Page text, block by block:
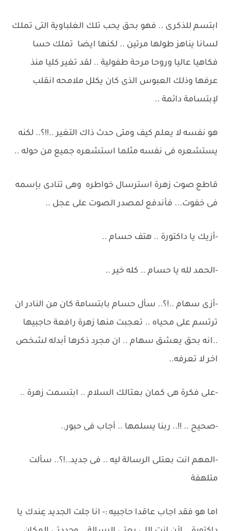
ابتسم للذكرى .. فهو بحق يحب تلك الغلباوية التى تملك
لسانا يناهز طولها مرتين .. لكنها ايضا تملك حسا
فكاهيا عاليا وروحا مرحة طفولية .. لقد تغير كليا منذ
عرفها وذلك العبوس الذى كان يكلل ملامحه انقلب
لإبتسامة دائمة ..
هو نفسه لا يعلم كيف ومتى حدث ذاك التغير ..!!؟.. لكنه
يستشعره فى نفسه مثلما استشعره جميع من حوله ..
قاطع صوت زهرة استرسال خواطره وهى تنادى بإسمه
فى خفوت... فأندفع لمصدر الصوت على عجل ..
-أزيك يا داكتورة .. هتف حسام ..
-الحمد لله يا حسام .. كله خير ..
-أزى سهام ..!؟.. سأل حسام بابتسامة كان من النادر ان
ترتسم على محياه .. تعجبت منها زهرة رافعة حاجبيها
..انه بحق يعشق سهام .. ان مجرد ذكرها أبدله لشخص
اخر لا تعرفه..
-على فكرة هى كمان بعتالك السلام .. ابتسمت زهرة ..
-صحيح .. !!.. ربنا يسلمها .. أجاب فى حبور..
-المهم انت بعتلى الرسالة ليه .. فى جديد..!؟.. سألت
متلهفة
اما هو فقد اجاب عاقدا حاجبيه :- انا جلت الجديد عِندك يا